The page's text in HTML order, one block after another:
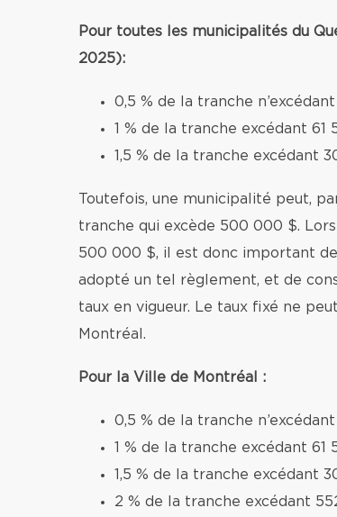
Pour toutes les municipalités du
2025):
0,5 % de la tranche
1 % de la tranche excédant
1,5 % de la tranche excédant
Toutefois, une municipalité peut,
tranche qui excède 500 000 $.
500 000 $, il est donc important
adopté un tel règlement, et de
taux en vigueur. Le taux fixé ne
Montréal.
Pour la Ville de Montréal :
0,5 % de la tranche
1 % de la tranche excédant
1,5 % de la tranche excédant
2 % de la tranche excédant